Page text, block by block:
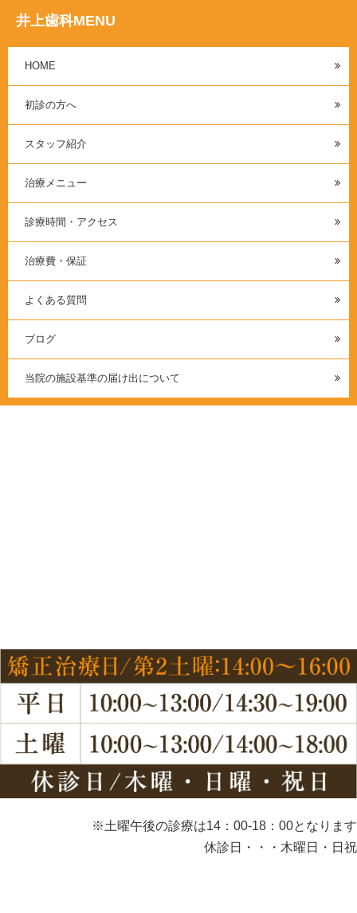
井上歯科MENU
HOME
初診の方へ
スタッフ紹介
治療メニュー
診療時間・アクセス
治療費・保証
よくある質問
ブログ
当院の施設基準の届け出について
※土曜午後の診療は14：00-18：00となります
休診日・・・木曜日・日祝